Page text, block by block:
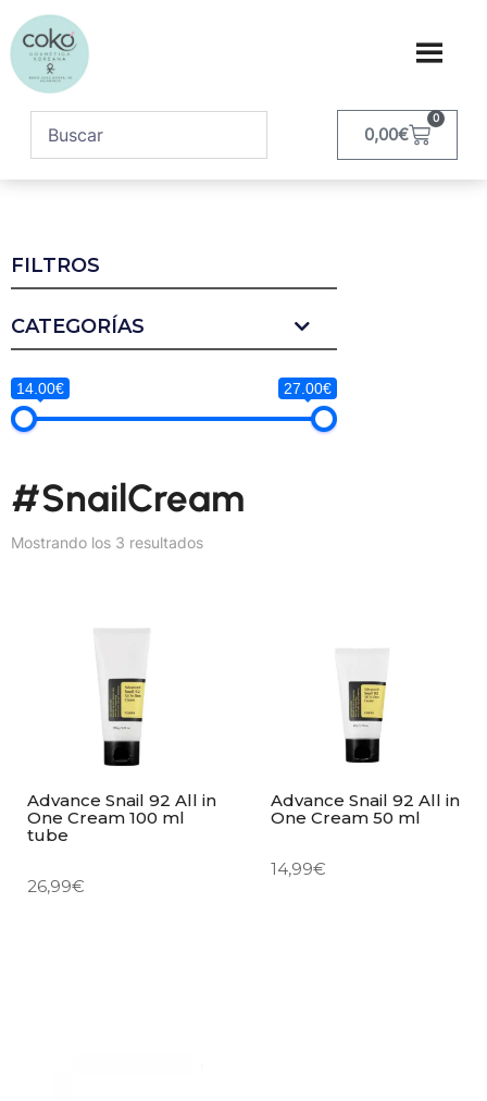
0,00€
0
FILTROS
CATEGORÍAS
14.00€ 27.00€
#SnailCream
Mostrando los 3 resultados
Advance Snail 92 All in
One Cream 100 ml
tube
26,99€
Advance Snail 92 All in
One Cream 50 ml
14,99€